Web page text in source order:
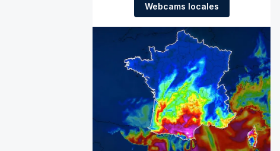
Webcams locales